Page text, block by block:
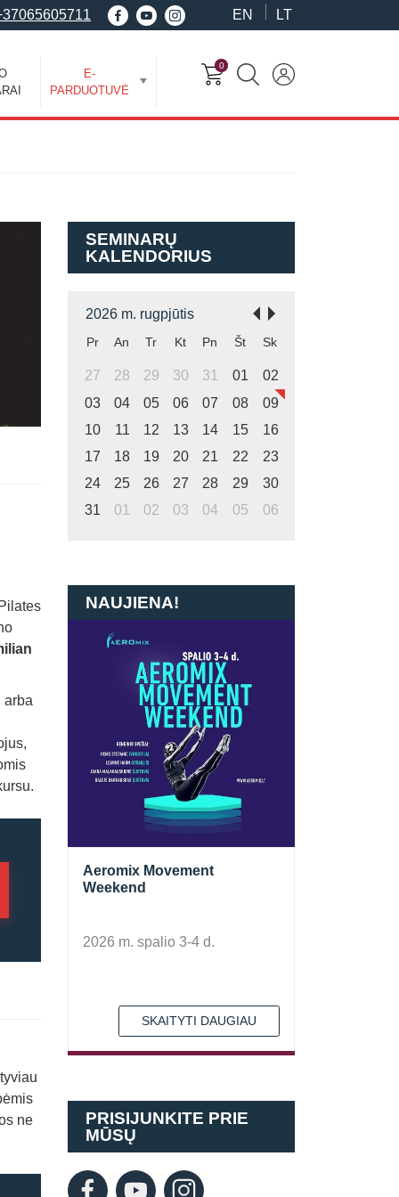
EN LT
E-
PARDUOTUVĖ
0
arba
ne
SEMINARŲ
KALENDORIUS
2026 m. rugpjūtis
Pr An Tr Kt Pn Št Sk
27 28 29 30 31 01
02
03
04 05 06 07 08
09
10
11 12 13 14 15
16
17
18 19 20 21 22
23
24
25 26 27 28 29
30
31
01 02 03 04 05 06
NAUJIENA!
Aeromix Movement
Weekend
2026 m. spalio 3-4 d.
SKAITYTI DAUGIAU
PRISIJUNKITE PRIE
MŪSŲ